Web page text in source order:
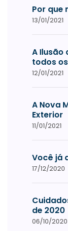
Por que
13/01/2021
A Ilusão
todos
12/01/2021
A Nova
Exterior
11/01/2021
Você já
17/12/2020
de 2020
06/10/2020